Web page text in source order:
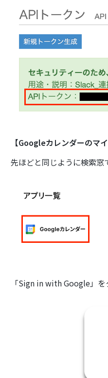
【Googleカレンダーのマ
先ほどと同じように検索
「Sign in with Google」